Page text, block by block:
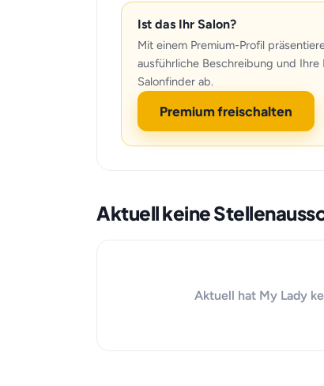
Ist das Ihr Salon?
Mit einem Premium-Profil
ausführliche Beschreibung und
Salonfinder ab.
Premium freischalten
Aktuell keine
Aktuell hat My Lady